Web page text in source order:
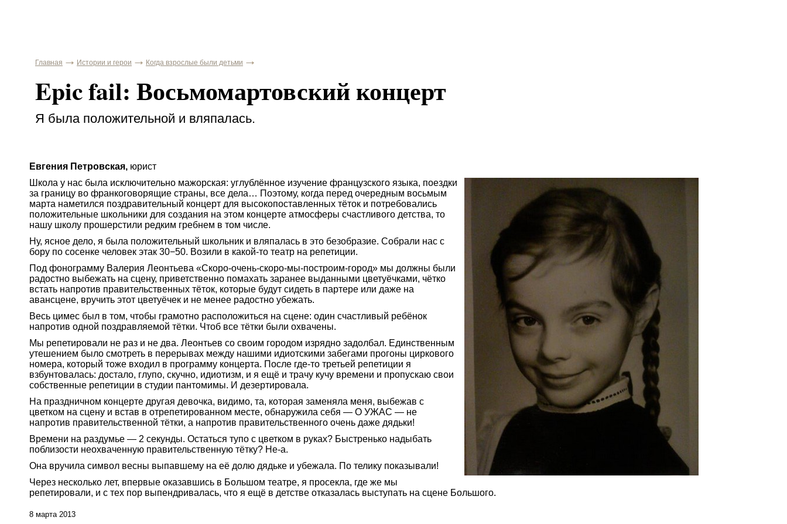
Главная Истории и герои Когда взрослые были детьми
Epic fail: Восьмомартовский концерт
Я была положительной и вляпалась.
Евгения Петровская, юрист
Школа у нас была исключительно мажорская: углублённое изучение французского языка, поездки
за границу во франкоговорящие страны, все дела… Поэтому, когда перед очередным восьмым
марта наметился поздравительный концерт для высокопоставленных тёток и потребовались
положительные школьники для создания на этом концерте атмосферы счастливого детства, то
нашу школу прошерстили редким гребнем в том числе.
Ну, ясное дело, я была положительный школьник и вляпалась в это безобразие. Собрали нас с
бору по сосенке человек этак 30−50. Возили в какой-то театр на репетиции.
Под фонограмму Валерия Леонтьева «Скоро-очень-скоро-мы-построим-город» мы должны были
радостно выбежать на сцену, приветственно помахать заранее выданными цветуёчками, чётко
встать напротив правительственных тёток, которые будут сидеть в партере или даже на
авансцене, вручить этот цветуёчек и не менее радостно убежать.
Весь цимес был в том, чтобы грамотно расположиться на сцене: один счастливый ребёнок
напротив одной поздравляемой тётки. Чтоб все тётки были охвачены.
Мы репетировали не раз и не два. Леонтьев со своим городом изрядно задолбал. Единственным
утешением было смотреть в перерывах между нашими идиотскими забегами прогоны циркового
номера, который тоже входил в программу концерта. После где-то третьей репетиции я
взбунтовалась: достало, глупо, скучно, идиотизм, и я ещё и трачу кучу времени и пропускаю свои
собственные репетиции в студии пантомимы. И дезертировала.
На праздничном концерте другая девочка, видимо, та, которая заменяла меня, выбежав с
цветком на сцену и встав в отрепетированном месте, обнаружила себя — О УЖАС — не
напротив правительственной тётки, а напротив правительственного очень даже дядьки!
Времени на раздумье — 2 секунды. Остаться тупо с цветком в руках? Быстренько надыбать
поблизости неохваченную правительственную тётку? Не-а.
Она вручила символ весны выпавшему на её долю дядьке и убежала. По телику показывали!
Через несколько лет, впервые оказавшись в Большом театре, я просекла, где же мы
репетировали, и с тех пор выпендривалась, что я ещё в детстве отказалась выступать на сцене Большого.
8 марта 2013